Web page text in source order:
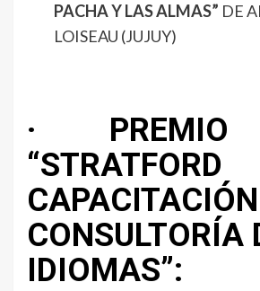
PACHA Y LAS ALMAS” DE
LOISEAU (JUJUY)
· PREMIO
“STRATFORD
CONSULTORÍA
IDIOMAS”: